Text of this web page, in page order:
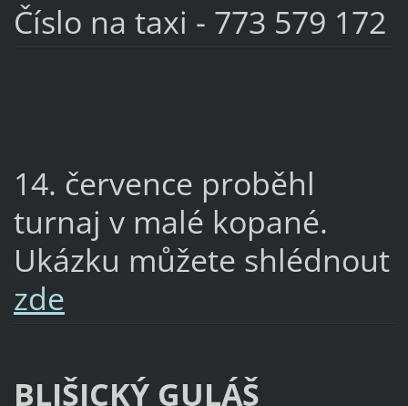
Číslo na taxi - 773 579 172
14. července proběhl
turnaj v malé kopané.
Ukázku můžete shlédnout
zde
BLIŠICKÝ GULÁŠ